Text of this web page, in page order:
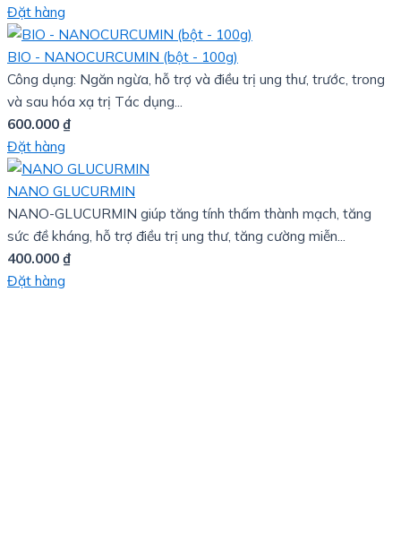
Đặt hàng
BIO - NANOCURCUMIN (bột - 100g)
Công dụng: Ngăn ngừa, hỗ trợ và điều trị ung thư, trước, trong
và sau hóa xạ trị Tác dụng...
600.000 ₫
Đặt hàng
NANO GLUCURMIN
NANO-GLUCURMIN giúp tăng tính thấm thành mạch, tăng
sức đề kháng, hỗ trợ điều trị ung thư, tăng cường miễn...
400.000 ₫
Đặt hàng